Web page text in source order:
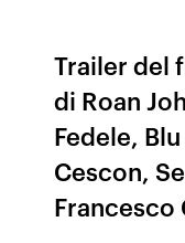
Trailer del
di Roan
Fedele,
Cescon,
Francesco